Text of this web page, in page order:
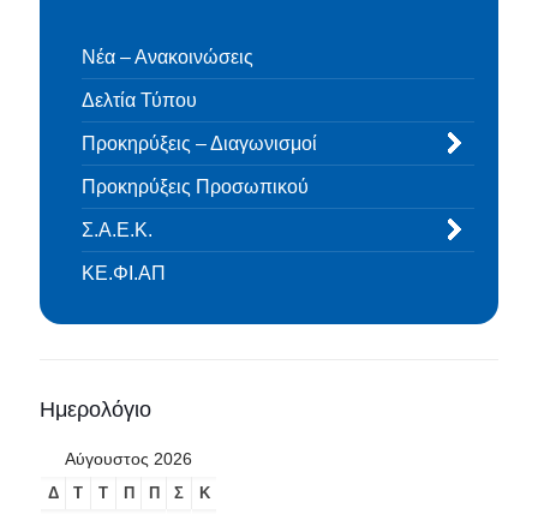
Νέα – Ανακοινώσεις
Δελτία Τύπου
Προκηρύξεις – Διαγωνισμοί
Προκηρύξεις Προσωπικού
Σ.Α.Ε.Κ.
ΚΕ.ΦΙ.ΑΠ
Ημερολόγιο
Αύγουστος 2026
Δ Τ Τ Π Π Σ
Κ